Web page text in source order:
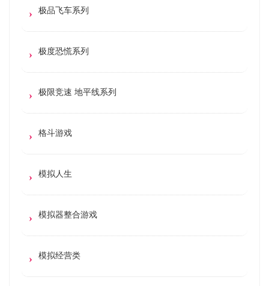
极品飞车系列
极度恐慌系列
极限竞速 地平线系列
格斗游戏
模拟人生
模拟器整合游戏
模拟经营类